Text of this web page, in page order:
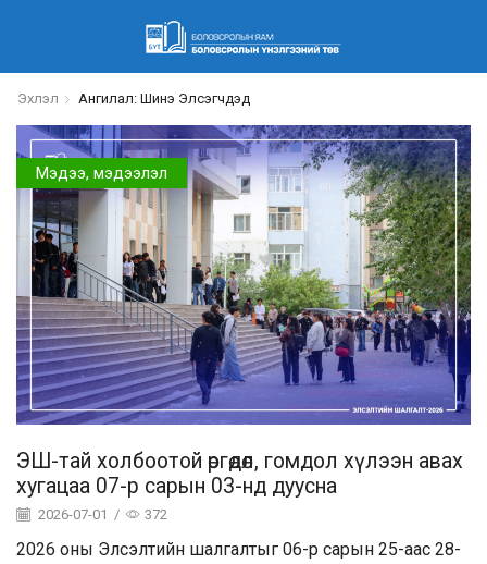
Эхлэл Ангилал: Шинэ Элсэгчдэд
Мэдээ, мэдээлэл
ЭШ-тай холбоотой өргөдөл, гомдол хүлээн авах
хугацаа 07-р сарын 03-нд дуусна
2026-07-01 / 372
2026 оны Элсэлтийн шалгалтыг 06-р сарын 25-аас 28-